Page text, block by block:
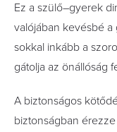
Ez a szülő–gyerek
valójában kevésbé
sokkal inkább a
gátolja az önállóság
A biztonságos
biztonságban